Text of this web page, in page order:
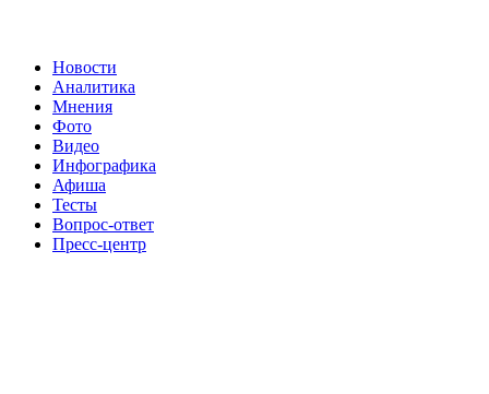
Новости
Аналитика
Мнения
Фото
Видео
Инфографика
Афиша
Тесты
Вопрос-ответ
Пресс-центр